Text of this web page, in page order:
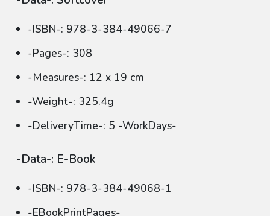
-ISBN-: 978-3-384-49066-7
-Pages-: 308
-Measures-: 12 x 19 cm
-Weight-: 325.4g
-DeliveryTime-: 5 -WorkDays-
-Data-: E-Book
-ISBN-: 978-3-384-49068-1
-EBookPrintPages-